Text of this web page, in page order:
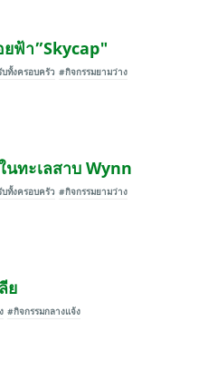
ยฟ้า”Skycap"
ทั้งครอบครัว #กิจกรรมยามว่าง
นทะเลสาบ Wynn
ทั้งครอบครัว #กิจกรรมยามว่าง
ย
#กิจกรรมกลางแจ้ง